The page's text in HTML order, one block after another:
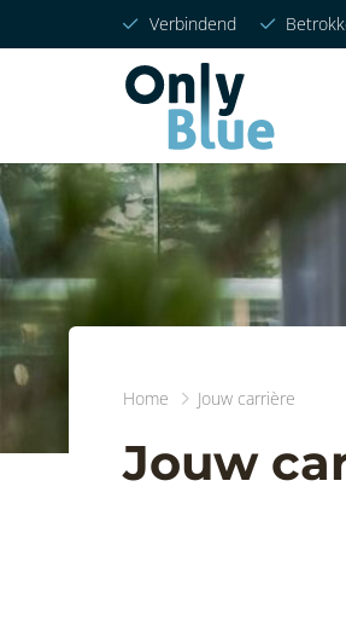
Home Jouw carrière
Jouw
Verbindend